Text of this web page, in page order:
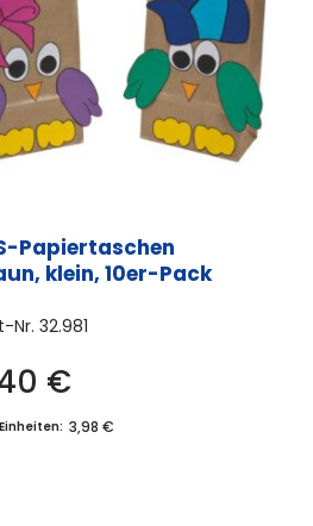
Papiertaschen
klein, 10er-Pack
Nr. 32.981
€
3,98 €